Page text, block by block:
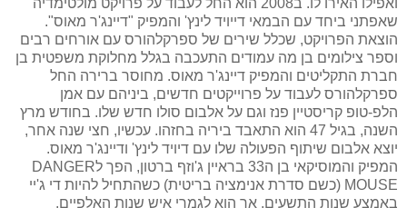
שאפתני ביחד עם הבמאי דייויד לינץ' והמפיק "דיינג'ר מאוס".
הוצאת הפרויקט, שכלל שירים של ספרקלהורס עם אורחים רבים
וספר צילומים בן מה עמודים התעכבה בגלל מחלוקת משפטית בן
חברת התקליטים והמפיק דיינג'ר מאוס. מחוסר ברירה החל
ספרקלהורס לעבוד על פרוייקטים חדשים, ביניהם עם אמן
הלפ-טופ קריסטיין פנז וגם על אלבום סולו חדש שלו. בחודש מרץ
השנה, בגיל 47 הוא התאבד ביריה בחזהו. עכשיו, חצי שנה אחר,
יוצא אלבום שיתוף הפעולה שלו עם דיויד לינץ' ודיינג'ר מאוס.
המפיק והמוסיקאי בן ה33 בראיין ג'וזף ברטון, הפך לDANGER
MOUSE (כשם סדרת אנימציה בריטית) כשהתחיל להיות די ג'יי
באמצע שנות התשעים, אך הוא לגמרי איש שנות האלפיים.